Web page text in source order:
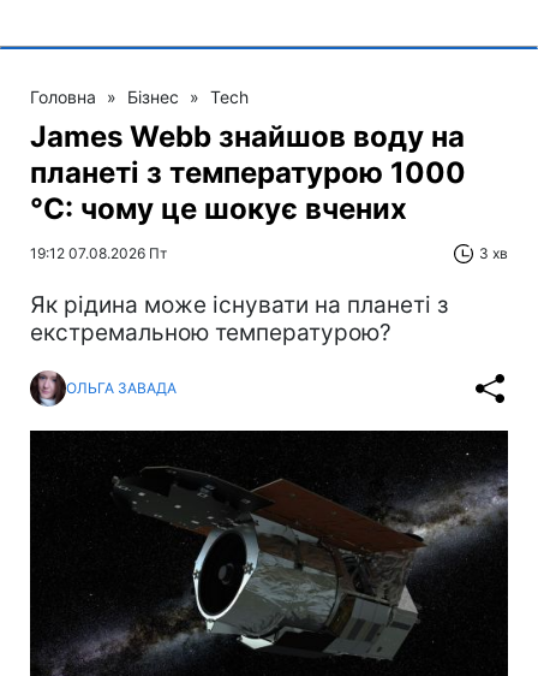
Головна » Бізнес » Tech
James Webb знайшов воду на
планеті з температурою 1000
°C: чому це шокує вчених
19:12 07.08.2026 Пт 3 хв
Як рідина може існувати на планеті з
екстремальною температурою?
ОЛЬГА ЗАВАДА